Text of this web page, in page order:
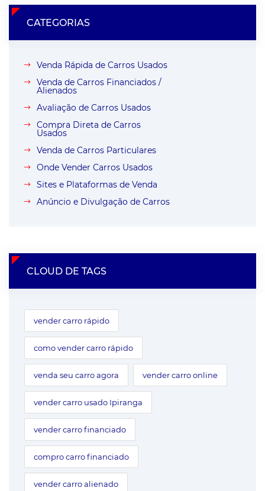
CATEGORIAS
Venda Rápida de Carros Usados
Venda de Carros Financiados /
Alienados
Avaliação de Carros Usados
Compra Direta de Carros
Usados
Venda de Carros Particulares
Onde Vender Carros Usados
Sites e Plataformas de Venda
Anúncio e Divulgação de Carros
CLOUD DE TAGS
vender carro rápido
como vender carro rápido
venda seu carro agora vender carro online
vender carro usado Ipiranga
vender carro financiado
compro carro financiado
vender carro alienado